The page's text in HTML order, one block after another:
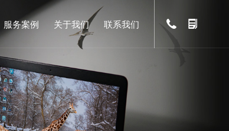
服务案例 关于我们 联系我们